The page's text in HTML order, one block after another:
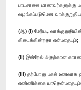
பாடசாலை மாணவர்களுக்கு
வழங்கப்படுமென
(ஆ) (i) மேற்படி
கிடைக்கின்றதா என்பதையும்;
(ii) இன்றேல் அதற்கான
(iii) தற்போது பகல் உணவாக
எண்ணிக்கை